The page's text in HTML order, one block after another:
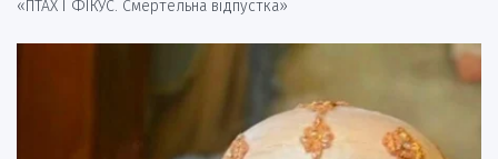
«ПТАХ І ФІКУС. Смертельна відпустка»